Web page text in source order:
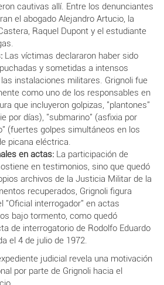
cautivas allí. Entre los denunciantes
el abogado Alejandro Artucio, la
Raquel Dupont y el estudiante
Las víctimas declararon haber sido
y sometidas a intensos
instalaciones militares. Grignoli fue
como uno de los responsables en
que incluyeron golpizas, "plantones"
por días), "submarino" (asfixia por
(fuertes golpes simultáneos en los
picana eléctrica.
en actas:La participación de
en testimonios, sino que quedó
archivos de la Justicia Militar de la
recuperados, Grignoli figura
"Oficial interrogador" en actas
bajo tormento, como quedó
de interrogatorio de Rodolfo Eduardo
el 4 de julio de 1972.
judicial revela una motivación
por parte de Grignoli hacia el